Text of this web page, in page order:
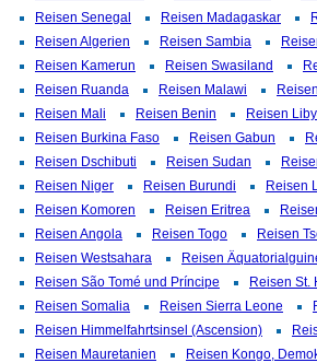
Reisen Senegal
Reisen Madagaskar
Reisen Algerien
Reisen Sambia
Reisen Kamerun
Reisen Swasiland
Reisen Ruanda
Reisen Malawi
Reisen Mali
Reisen Benin
Reisen
Reisen Burkina Faso
Reisen Gabun
Reisen Dschibuti
Reisen Sudan
Reisen Niger
Reisen Burundi
Reisen
Reisen Komoren
Reisen Eritrea
Reisen Angola
Reisen Togo
Reisen
Reisen Westsahara
Reisen
Reisen São Tomé und Príncipe
Reisen St.
Reisen Somalia
Reisen Sierra Leone
Reisen Himmelfahrtsinsel (Ascension)
Reisen Mauretanien
Reisen Kongo,